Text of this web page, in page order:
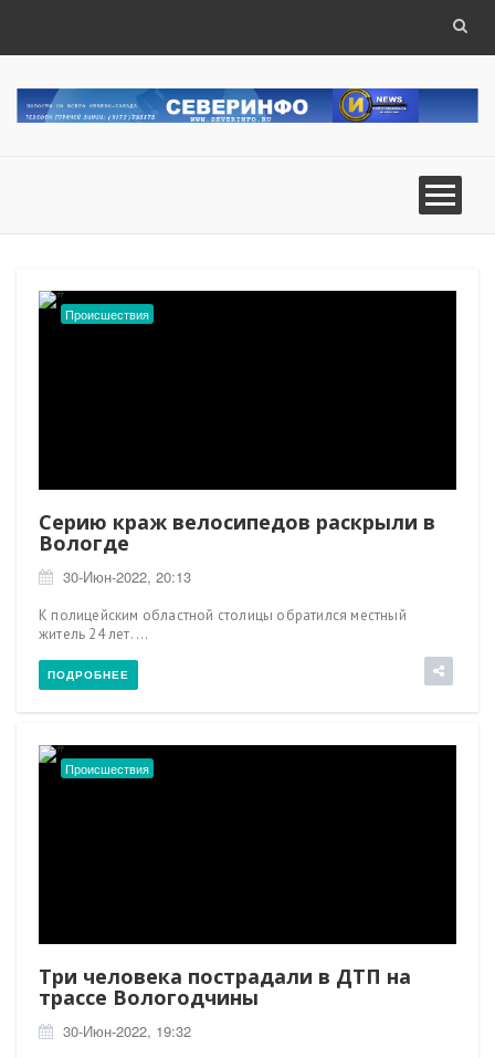
Происшествия
Серию краж велосипедов раскрыли в
Вологде
30-Июн-2022, 20:13
К полицейским областной столицы обратился местный
житель 24 лет. ...
ПОДРОБНЕЕ
Происшествия
Три человека пострадали в ДТП на
трассе Вологодчины
30-Июн-2022, 19:32